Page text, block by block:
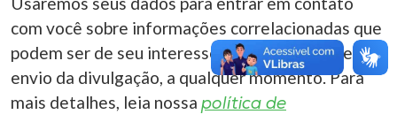
com você sobre informações correlacionadas que
podem ser de seu interesse. Você pode cancelar o
envio da divulgação, a qualquer momento. Para
mais detalhes, leia nossa política de